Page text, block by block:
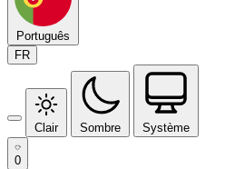
Português
FR
Clair Sombre Système
0